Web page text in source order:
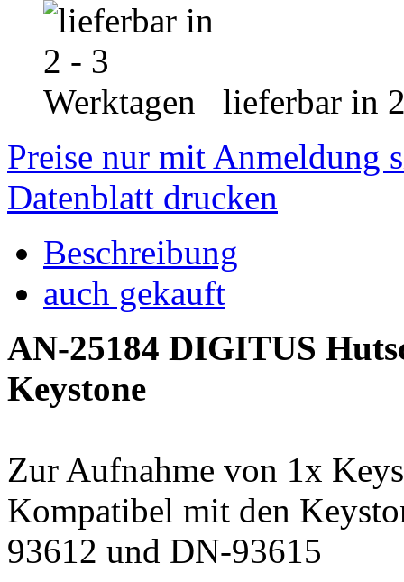
lieferbar in
Preise nur mit Anmeldung
Datenblatt drucken
Beschreibung
auch gekauft
AN-25184 DIGITUS
Keystone
Zur Aufnahme von 1x
Kompatibel mit den
93612 und DN-93615